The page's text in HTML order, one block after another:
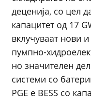
деценија, со цел
капацитет од 17
вклучуваат нови
пумпно-
но значителен
системи со
PGE е BESS со